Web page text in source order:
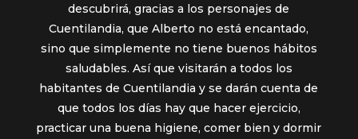
descubrirá, gracias a los personajes de
Cuentilandia, que Alberto no está encantado,
sino que simplemente no tiene buenos hábitos
saludables. Así que visitarán a todos los
habitantes de Cuentilandia y se darán cuenta de
que todos los días hay que hacer ejercicio,
practicar una buena higiene, comer bien y dormir